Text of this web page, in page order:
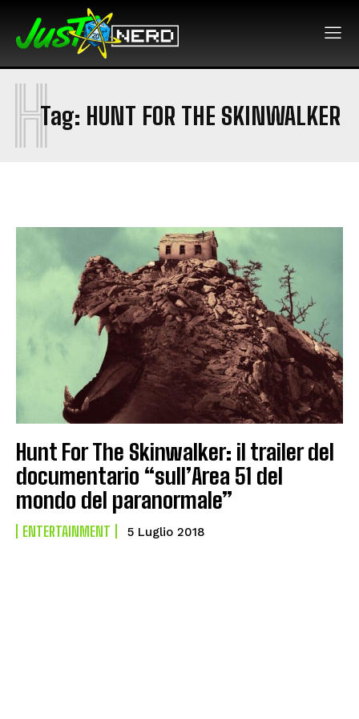
Tag: HUNT FOR THE SKINWALKER
H
Hunt For The Skinwalker: il trailer del
documentario “sull’Area 51 del
mondo del paranormale”
ENTERTAINMENT 5 Luglio 2018